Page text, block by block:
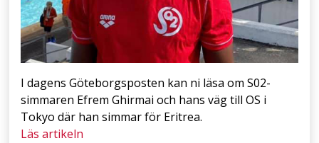
I dagens Göteborgsposten kan ni läsa om S02-
simmaren Efrem Ghirmai och hans väg till OS i
Tokyo där han simmar för Eritrea.
Läs artikeln